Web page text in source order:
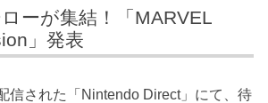
ーが集結！「MARVEL
」発表
信された「Nintendo Direct」にて、待